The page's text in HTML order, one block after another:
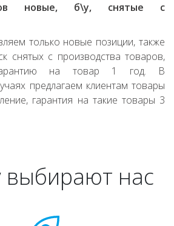
новые, б\у, снятые с
только новые позиции, также
снятых с производства товаров,
гарантию на товар 1 год. В
предлагаем клиентам товары
гарантия на такие товары 3
выбирают нас